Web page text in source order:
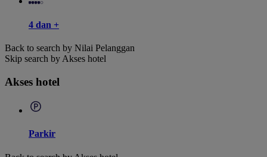
4 dan +
Back to search by Nilai Pelanggan
Skip search by Akses hotel
Akses hotel
Parkir